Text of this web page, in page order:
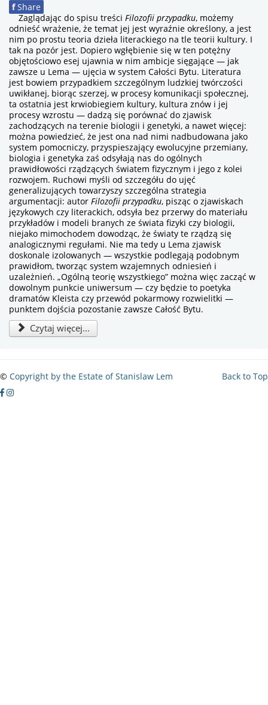
f Share
Zaglądając do spisu treści Filozofii przypadku, możemy
odnieść wrażenie, że temat jej jest wyraźnie określony, a jest
nim po prostu teoria dzieła literackiego na tle teorii kultury. I
tak na pozór jest. Dopiero wgłębienie się w ten potężny
objętościowo esej ujawnia w nim ambicje sięgające — jak
zawsze u Lema — ujęcia w system Całości Bytu. Literatura
jest bowiem przypadkiem szczególnym ludzkiej twórczości
uwikłanej, biorąc szerzej, w procesy komunikacji społecznej,
ta ostatnia jest krwiobiegiem kultury, kultura znów i jej
procesy wzrostu — dadzą się porównać do zjawisk
zachodzących na terenie biologii i genetyki, a nawet więcej:
można powiedzieć, że jest ona nad nimi nadbudowana jako
system pomocniczy, przyspieszający ewolucyjne przemiany,
biologia i genetyka zaś odsyłają nas do ogólnych
prawidłowości rządzących światem fizycznym i jego z kolei
rozwojem. Ruchowi myśli od szczegółu do ujęć
generalizujących towarzyszy szczególna strategia
argumentacji: autor Filozofii przypadku, pisząc o zjawiskach
językowych czy literackich, odsyła bez przerwy do materiału
przykładów i modeli branych ze świata fizyki czy biologii,
niejako mimochodem dowodząc, że światy te rządzą się
analogicznymi regułami. Nie ma tedy u Lema zjawisk
doskonale izolowanych — wszystkie podlegają podobnym
prawidłom, tworząc system wzajemnych odniesień i
uzależnień. „Ogólną teorię wszystkiego” można więc zacząć w
dowolnym punkcie uniwersum — czy będzie to poetyka
dramatów Kleista czy przewód pokarmowy rozwielitki —
punktem dojścia pozostanie zawsze Całość Bytu.
Czytaj więcej...
Back to Top
© Copyright by the Estate of Stanislaw Lem